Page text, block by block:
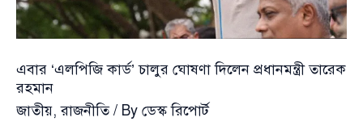
ঘোষণা
প্রধানমন্ত্রীর
এবার ‘এলপিজি কার্ড’ চালুর ঘোষণা দিলেন প্রধানমন্ত্রী তারেক
রহমান
জাতীয়,রাজনীতি/ By ডেস্ক রিপোর্ট